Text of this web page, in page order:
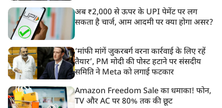
अब ₹2,000 से ऊपर के UPI पेमेंट पर लग
सकता है चार्ज, आम आदमी पर क्या होगा असर?
‘मांफी मांगें जुकरबर्ग वरना कार्रवाई के लिए रहें
तैयार’, PM मोदी की पोस्ट हटाने पर संसदीय
समिति ने Meta को लगाई फटकार
Amazon Freedom Sale का धमाका! फोन,
TV और AC पर 80% तक की छूट